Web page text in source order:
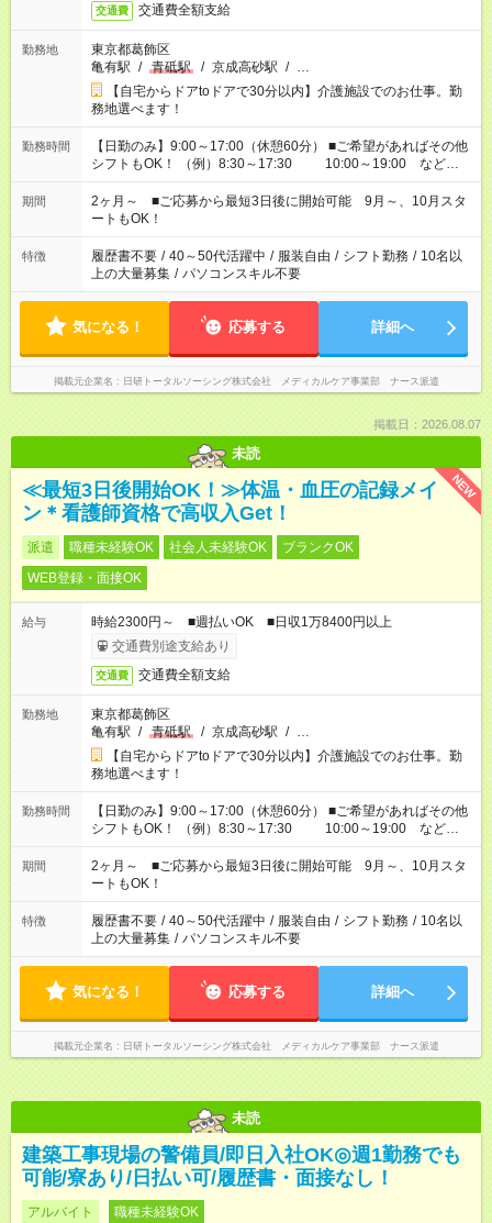
交通費 交通費全額支給
勤務地
東京都葛飾区
亀有駅 / 青砥駅 / 京成高砂駅 / …
【自宅からドアtoドアで30分以内】介護施設でのお仕事。勤
務地選べます！
勤務時間
【日勤のみ】9:00～17:00（休憩60分） ■ご希望があればその他
シフトもOK！ （例）8:30～17:30 10:00～19:00 など
「家族とお休みを合わせたい」 「できれば残業はしたくない」
など、あなたのご希望に沿ったお仕事をご紹介します！ ※Wワ
ーク希望の方へ 今ご覧のお仕事で希望する勤務時間と、もう1つ
のお仕事の勤務時間。 合計で週40時間を超える場合は応募でき
ません
期間
2ヶ月～ ■ご応募から最短3日後に開始可能 9月～、10月スタ
ートもOK！
特徴 履歴書不要 / 40～50代活躍中 / 服装自由 / シフト勤務 / 10名以
上の大量募集 / パソコンスキル不要
気になる！ 応募する 詳細へ
掲載元企業名 日研トータルソーシング株式会社 メディカルケア事業部 ナース派遣
掲載日：2026.08.07
未読
NEW
≪最短3日後開始OK！≫体温・血圧の記録メイ
ン＊看護師資格で高収入Get！
派遣 職種未経験OK 社会人未経験OK
ブランクOK
WEB登録・面接OK
給与
時給2300円～ ■週払いOK ■日収1万8400円以上
交通費別途支給あり
交通費 交通費全額支給
勤務地
東京都葛飾区
亀有駅 / 青砥駅 / 京成高砂駅 / …
【自宅からドアtoドアで30分以内】介護施設でのお仕事。勤
務地選べます！
勤務時間
【日勤のみ】9:00～17:00（休憩60分） ■ご希望があればその他
シフトもOK！ （例）8:30～17:30 10:00～19:00 など
「家族とお休みを合わせたい」 「できれば残業はしたくない」
など、あなたのご希望に沿ったお仕事をご紹介します！ ※Wワ
ーク希望の方へ 今ご覧のお仕事で希望する勤務時間と、もう1つ
のお仕事の勤務時間。 合計で週40時間を超える場合は応募でき
ません
期間
2ヶ月～ ■ご応募から最短3日後に開始可能 9月～、10月スタ
ートもOK！
特徴 履歴書不要 / 40～50代活躍中 / 服装自由 / シフト勤務 / 10名以
上の大量募集 / パソコンスキル不要
気になる！ 応募する 詳細へ
掲載元企業名 日研トータルソーシング株式会社 メディカルケア事業部 ナース派遣
未読
建築工事現場の警備員/即日入社OK◎週1勤務でも
可能/寮あり/日払い可/履歴書・面接なし！
アルバイト 職種未経験OK